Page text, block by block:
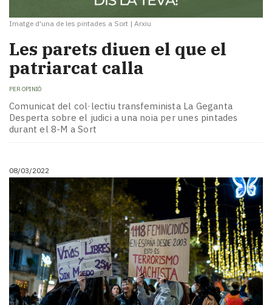
Imatge d'una de les pintades a Sort | Arxiu
Les parets diuen el que el
patriarcat calla
PER OPINIÓ
Comunicat del col·lectiu transfeminista La Geganta
Desperta sobre el judici a una noia per unes pintades
durant el 8-M a Sort
08/03/2022